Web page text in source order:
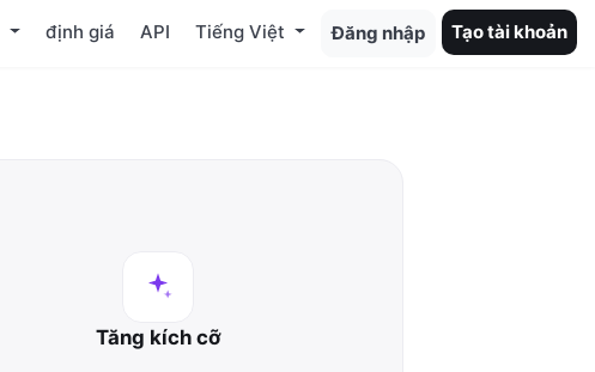
định giá API Tiếng Việt Đăng nhập Tạo tài khoản
Tăng kích cỡ